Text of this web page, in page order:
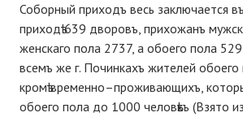
Соборный приходъ весь заключается въ
приходѣ 639 дворовъ, прихожанъ
женскаго пола 2737, а обоего пола
всемъ же г. Починкахъ жителей
кромѣ временно–проживающихъ,
обоего пола до 1000 человѣкъ (Взято